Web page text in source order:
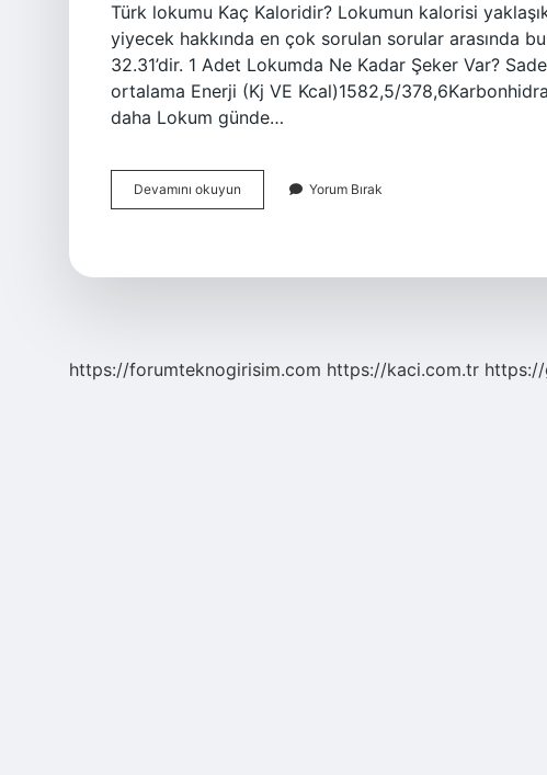
Türk lokumu Kaç Kaloridir? Lokumun kalorisi
yiyecek hakkında en çok sorulan sorular arasında
32.31’dir. 1 Adet Lokumda Ne Kadar Şeker Var?
ortalama Enerji (Kj VE Kcal)1582,5/
daha Lokum günde…
Devamını okuyun
Kalorisi
Yorum Bırak
https://forumteknogirisim.com https://kaci.com.tr